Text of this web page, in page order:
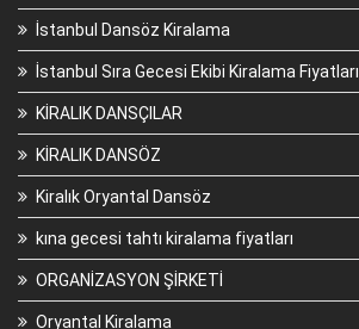
İstanbul Dansöz Kiralama
İstanbul Sıra Gecesi Ekibi Kiralama Fiyatları
KİRALIK DANSÇILAR
KİRALIK DANSÖZ
Kiralık Oryantal Dansöz
kına gecesi tahtı kiralama fiyatları
ORGANİZASYON ŞİRKETİ
Oryantal Kiralama